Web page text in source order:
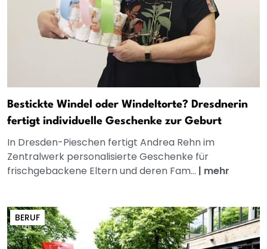
Bestickte Windel oder Windeltorte? Dresdnerin
fertigt individuelle Geschenke zur Geburt
In Dresden-Pieschen fertigt Andrea Rehn im
Zentralwerk personalisierte Geschenke für
frischgebackene Eltern und deren Fam... | mehr
BERUF